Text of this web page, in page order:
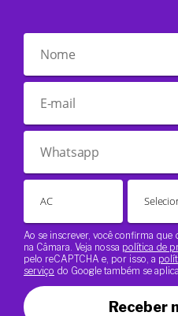
Ao se inscrever, você confirma que
na Câmara. Veja nossa política de
pelo reCAPTCHA e, por isso, a
serviço do Google também se
Receber